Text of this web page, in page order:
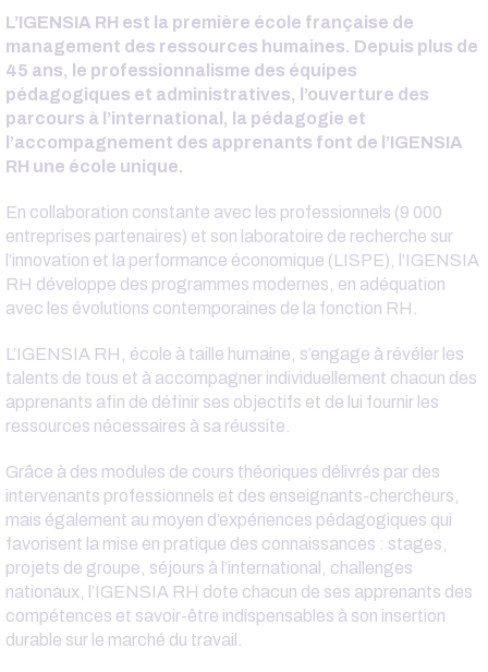
L’IGENSIA RH est la première école française de
management des ressources humaines. Depuis plus de
45 ans, le professionnalisme des équipes
pédagogiques et administratives, l’ouverture des
parcours à l’international, la pédagogie et
l’accompagnement des apprenants font de l’IGENSIA
RH une école unique.
En collaboration constante avec les professionnels (9 000
entreprises partenaires) et son laboratoire de recherche sur
l’innovation et la performance économique (LISPE), l’IGENSIA
RH développe des programmes modernes, en adéquation
avec les évolutions contemporaines de la fonction RH.
L’IGENSIA RH, école à taille humaine, s’engage à révéler les
talents de tous et à accompagner individuellement chacun des
apprenants afin de définir ses objectifs et de lui fournir les
ressources nécessaires à sa réussite.
Grâce à des modules de cours théoriques délivrés par des
intervenants professionnels et des enseignants-chercheurs,
mais également au moyen d’expériences pédagogiques qui
favorisent la mise en pratique des connaissances : stages,
projets de groupe, séjours à l’international, challenges
nationaux, l’IGENSIA RH dote chacun de ses apprenants des
compétences et savoir-être indispensables à son insertion
durable sur le marché du travail.